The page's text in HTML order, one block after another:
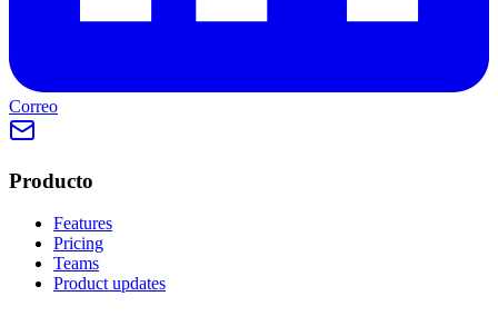
Correo
Producto
Features
Pricing
Teams
Product updates